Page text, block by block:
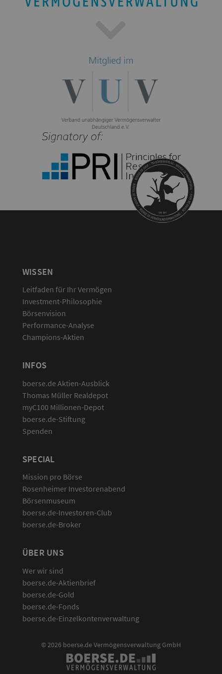
WISSEN
Leitfaden für Ihr Vermögen
Investment-Philosophie
Börsenvision
Performance-Analyse
Champions-Aktien
INFOS
boerse.de Aktien-Ausblick
Thomas Müller Realdepot
myC100 Millionen-Depot
boerse.de-Stiftung
Spenden
SPECIAL
Mission pro Börse
Rosenheimer Investorenabend
Börsenmuseum
boerse.de-Investoren-Club
boerse.de-Broker
ÜBER UNS
Wer wir sind
boerse.de-Aktienbrief
boerse.de-Gold
boerse.de-Fonds
boerse.de-Einzelkontenverwaltung
© 2026 boerse.de Vermögensverwaltung GmbH